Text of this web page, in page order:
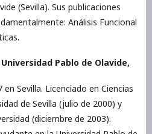
(Sevilla). Sus publicaciones
Análisis Funcional
Universidad Pablo de Olavide,
Sevilla. Licenciado en Ciencias
de Sevilla (julio de 2000) y
(diciembre de 2003).